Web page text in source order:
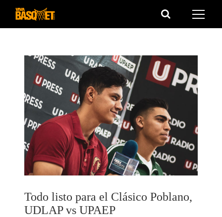
Saltar
Todo listo para el Clásico Poblano,
UDLAP vs UPAEP